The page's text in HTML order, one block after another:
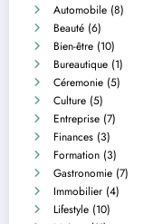
Automobile (8)
Beauté (6)
Bien-être (10)
Bureautique (1)
Céremonie (5)
Culture (5)
Entreprise (7)
Finances (3)
Formation (3)
Gastronomie (7)
Immobilier (4)
Lifestyle (10)